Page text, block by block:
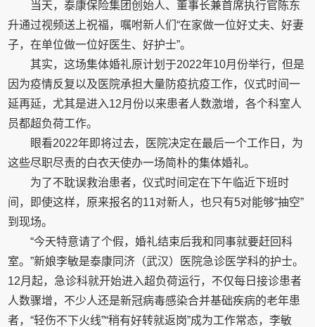
当天，泰康保险集团创始人、董事长兼首席执行官陈东
升通过视频送上祝福，嘱咐新人们“在家做一位好丈夫、好妻
子，在单位做一位好医生、好护士”。
其实，这场集体婚礼原计划于2022年10月份举行，但是
因为疫情反复以及医院承担大量防疫抗疫工作，仪式时间一
延再延，尤其是进入12月份以来患者人数激增，各个科室人
员都超负荷工作。
眼看2022年即将过去，医院决定在最后一个工作日，为
这些尽职尽责的白衣天使办一场简朴的集体婚礼。
为了不耽误救治患者，仪式时间定在下午临近下班时
间，即使这样，原来报名的11对新人，也只有5对能够“抽空”
到现场。
“今天特意请了个假，婚礼结束后我和同事就要赶回科
室。”新娘李敏是泰康同济（武汉）医院急诊医学科的护士。
12月起，急诊科就开始进入超负荷运行，不仅每日接诊患者
人数骤增，不少人还是新冠病毒感染合并基础疾病的老年患
者，“轻伤不下火线”“稍有好转就返岗”成为工作常态，李敏